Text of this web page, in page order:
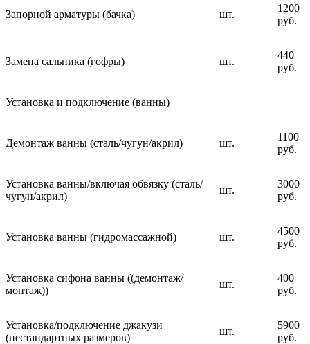
Запорной арматуры (бачка) шт.
1200
руб.
Замена сальника (гофры) шт.
440
руб.
Установка и подключение (ванны)
Демонтаж ванны (сталь/чугун/акрил) шт.
1100
руб.
Установка ванны/включая обвязку (сталь/
чугун/акрил)
шт.
3000
руб.
Установка ванны (гидромассажной) шт.
4500
руб.
Установка сифона ванны ((демонтаж/
монтаж))
шт.
400
руб.
Установка/подключение джакузи
(нестандартных размеров)
шт.
5900
руб.